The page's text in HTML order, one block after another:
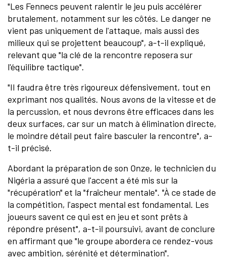
"Les Fennecs peuvent ralentir le jeu puis accélérer
brutalement, notamment sur les côtés. Le danger ne
vient pas uniquement de l'attaque, mais aussi des
milieux qui se projettent beaucoup", a-t-il expliqué,
relevant que "la clé de la rencontre reposera sur
l'équilibre tactique".
"Il faudra être très rigoureux défensivement, tout en
exprimant nos qualités. Nous avons de la vitesse et de
la percussion, et nous devrons être efficaces dans les
deux surfaces, car sur un match à élimination directe,
le moindre détail peut faire basculer la rencontre", a-
t-il précisé.
Abordant la préparation de son Onze, le technicien du
Nigéria a assuré que l'accent a été mis sur la
"récupération" et la "fraîcheur mentale". "À ce stade de
la compétition, l'aspect mental est fondamental. Les
joueurs savent ce qui est en jeu et sont prêts à
répondre présent", a-t-il poursuivi, avant de conclure
en affirmant que "le groupe abordera ce rendez-vous
avec ambition, sérénité et détermination".